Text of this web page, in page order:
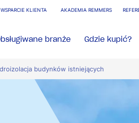
WSPARCIE KLIENTA AKADEMIA REMMERS
branże Gdzie kupić?
budynków istniejących